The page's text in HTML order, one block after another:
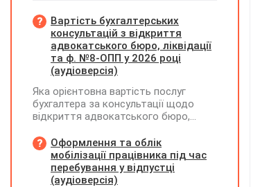
Вартість бухгалтерських
консультацій з відкриття
адвокатського бюро, ліквідації
та ф. №8-ОПП у 2026 році
(аудіоверсія)
Яка орієнтовна вартість послуг
бухгалтера за консультації щодо
відкриття адвокатського бюро,
діяльності та подання звіту за
формою №8-ОПП?
Оформлення та облік
мобілізації працівника під час
перебування у відпустці
(аудіоверсія)